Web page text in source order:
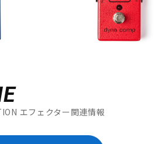
エフェクター関連情報